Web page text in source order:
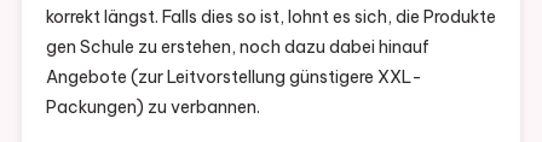
korrekt längst. Falls dies so ist, lohnt es sich, die Produkte
gen Schule zu erstehen, noch dazu dabei hinauf
Angebote (zur Leitvorstellung günstigere XXL-
Packungen) zu verbannen.